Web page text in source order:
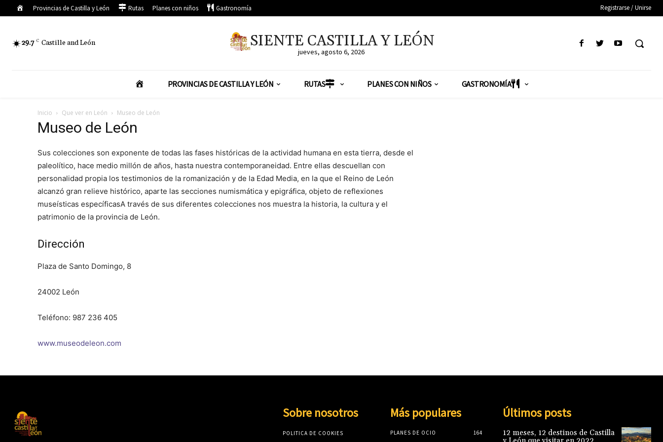
InicioProvincias de Castilla y León Rutas Planes con niños Gastronomía Registrarse / Unirse
29.7 C Castille and León SIENTE CASTILLA Y LEÓN
jueves, agosto 6, 2026
I
N
C
I
O
PROVINCIAS DE CASTILLA Y LEÓN RUTAS PLANES CON NIÑOS GASTRONOMÍA
Inicio Que ver en León Museo de León
Museo de León
Sus colecciones son exponente de todas las fases históricas de la actividad humana en esta tierra, desde el
paleolítico, hace medio millón de años, hasta nuestra contemporaneidad. Entre ellas descuellan con
personalidad propia los testimonios de la romanización y de la Edad Media, en la que el Reino de León
alcanzó gran relieve histórico, aparte las secciones numismática y epigráfica, objeto de reflexiones
museísticas específicasA través de sus diferentes colecciones nos muestra la historia, la cultura y el
patrimonio de la provincia de León.
Dirección
Plaza de Santo Domingo, 8
24002 León
Teléfono: 987 236 405
www.museodeleon.com
Sobre nosotros
POLITICA DE COOKIES
Más populares
PLANES DE OCIO
164
Últimos posts
12 meses, 12 destinos de Castilla